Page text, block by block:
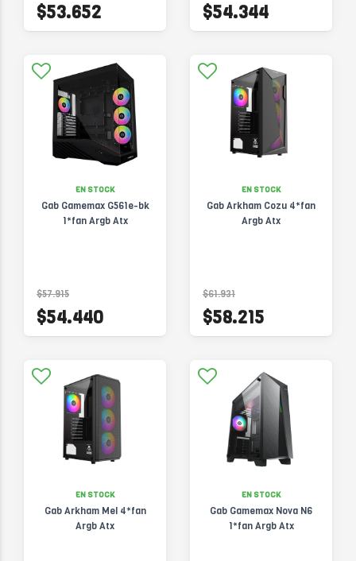
$53.652 $54.344
EN STOCK
Gab Gamemax G561e-bk
1*fan Argb Atx
$57.915
$54.440
EN STOCK
Gab Arkham Cozu 4*fan
Argb Atx
$61.931
$58.215
EN STOCK
Gab Arkham Mel 4*fan
Argb Atx
EN STOCK
Gab Gamemax Nova N6
1*fan Argb Atx